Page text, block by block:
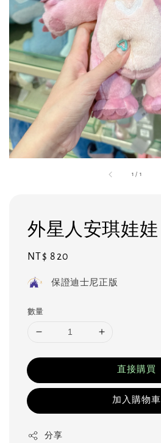
1 / 1
外星人安琪娃娃
Regular
NT$ 820
保證迪士尼正版
數量
直接購買
加入購物車
分享